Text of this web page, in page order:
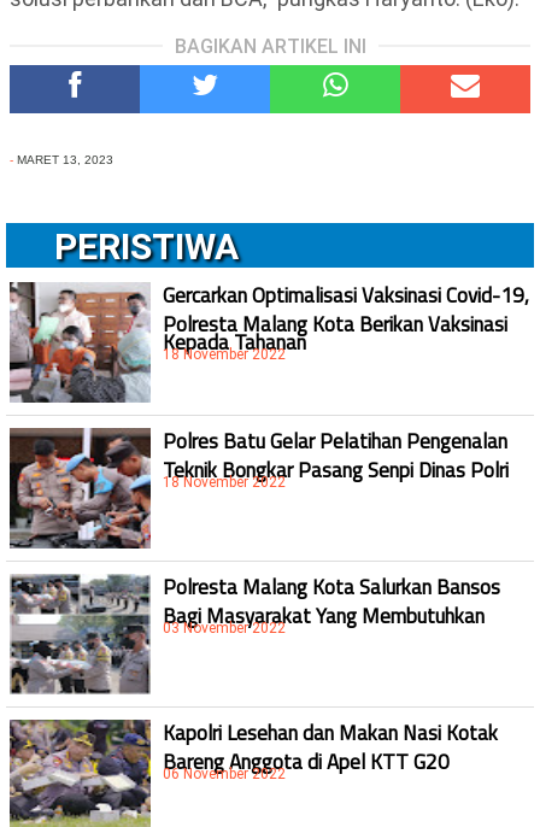
BAGIKAN ARTIKEL INI
- MARET 13, 2023
PERISTIWA
Gercarkan Optimalisasi Vaksinasi Covid-19,
Polresta Malang Kota Berikan Vaksinasi
Kepada Tahanan
18 November 2022
Polres Batu Gelar Pelatihan Pengenalan
Teknik Bongkar Pasang Senpi Dinas Polri
18 November 2022
Polresta Malang Kota Salurkan Bansos
Bagi Masyarakat Yang Membutuhkan
03 November 2022
Kapolri Lesehan dan Makan Nasi Kotak
Bareng Anggota di Apel KTT G20
06 November 2022